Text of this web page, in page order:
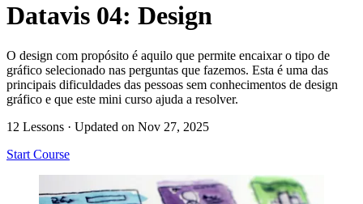
Datavis 04: Design
O design com propósito é aquilo que permite encaixar o tipo de
gráfico selecionado nas perguntas que fazemos. Esta é uma das
principais dificuldades das pessoas sem conhecimentos de design
gráfico e que este mini curso ajuda a resolver.
12 Lessons · Updated on Nov 27, 2025
Start Course